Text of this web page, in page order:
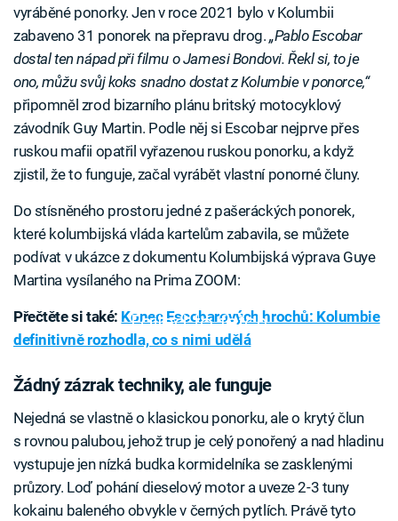
vyráběné ponorky. Jen v roce 2021 bylo v Kolumbii
zabaveno 31 ponorek na přepravu drog. „Pablo Escobar
dostal ten nápad při filmu o Jamesi Bondovi. Řekl si, to je
ono, můžu svůj koks snadno dostat z Kolumbie v ponorce,“
připomněl zrod bizarního plánu britský motocyklový
závodník Guy Martin. Podle něj si Escobar nejprve přes
ruskou mafii opatřil vyřazenou ruskou ponorku, a když
zjistil, že to funguje, začal vyrábět vlastní ponorné čluny.
Do stísněného prostoru jedné z pašeráckých ponorek,
které kolumbijská vláda kartelům zabavila, se můžete
podívat v ukázce z dokumentu Kolumbijská výprava Guye
Martina vysílaného na Prima ZOOM:
Failed to fetch
Přečtěte si také: Konec Escobarových hrochů: Kolumbie
definitivně rozhodla, co s nimi udělá
Žádný zázrak techniky, ale funguje
Nejedná se vlastně o klasickou ponorku, ale o krytý člun
s rovnou palubou, jehož trup je celý ponořený a nad hladinu
vystupuje jen nízká budka kormidelníka se zasklenými
průzory. Loď pohání dieselový motor a uveze 2-3 tuny
kokainu baleného obvykle v černých pytlích. Právě tyto